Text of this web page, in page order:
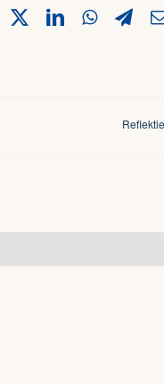
Facebook
X LinkedIn